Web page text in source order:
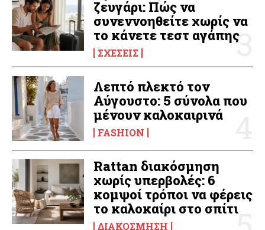
ζευγάρι: Πώς να
συνεννοηθείτε χωρίς να
το κάνετε τεστ αγάπης
ΣΧΈΣΕΙΣ
Λεπτό πλεκτό τον
Αύγουστο: 5 σύνολα που
μένουν καλοκαιρινά
FASHION
Rattan διακόσμηση
χωρίς υπερβολές: 6
κομψοί τρόποι να φέρεις
το καλοκαίρι στο σπίτι
ΔΙΑΚΌΣΜΗΣΗ